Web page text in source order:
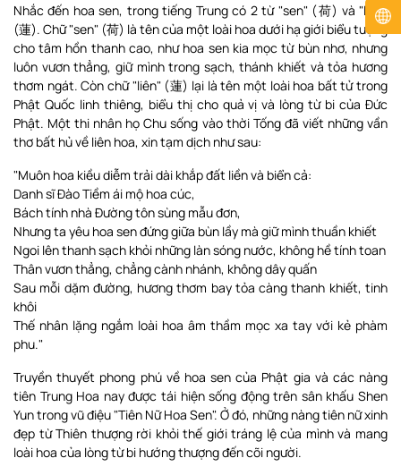
Nhắc đến hoa sen, trong tiếng Trung có 2 từ "sen" (荷) và "liên"
(蓮). Chữ "sen" (荷) là tên của một loài hoa dưới hạ giới biểu tượng
cho tâm hồn thanh cao, như hoa sen kia mọc từ bùn nhơ, nhưng
luôn vươn thẳng, giữ mình trong sạch, thánh khiết và tỏa hương
thơm ngát. Còn chữ "liên" (蓮) lại là tên một loài hoa bất tử trong
Phật Quốc linh thiêng, biểu thị cho quả vị và lòng từ bi của Đức
Phật. Một thi nhân họ Chu sống vào thời Tống đã viết những vần
thơ bất hủ về liên hoa, xin tạm dịch như sau:
"Muôn hoa kiều diễm trải dài khắp đất liền và biển cả:
Danh sĩ Đào Tiềm ái mộ hoa cúc,
Bách tính nhà Đường tôn sùng mẫu đơn,
Nhưng ta yêu hoa sen đứng giữa bùn lầy mà giữ mình thuần khiết
Ngoi lên thanh sạch khỏi những làn sóng nước, không hề tính toan
Thân vươn thẳng, chẳng cành nhánh, không dây quấn
Sau mỗi dặm đường, hương thơm bay tỏa càng thanh khiết, tinh
khôi
Thế nhân lặng ngắm loài hoa âm thầm mọc xa tay với kẻ phàm
phu."
Truyền thuyết phong phú về hoa sen của Phật gia và các nàng
tiên Trung Hoa nay được tái hiện sống động trên sân khấu Shen
Yun trong vũ điệu "Tiên Nữ Hoa Sen". Ở đó, những nàng tiên nữ xinh
đẹp từ Thiên thượng rời khỏi thế giới tráng lệ của mình và mang
loài hoa của lòng từ bi hướng thượng đến cõi người.